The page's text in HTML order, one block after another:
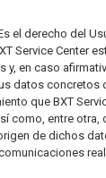
el derecho del
Service Center
y, en caso
datos concretos
que BXT
como, entre otra,
de dichos